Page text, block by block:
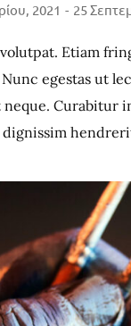
2021 25
Etiam
egestas ut
neque. Curabitur
dignissim